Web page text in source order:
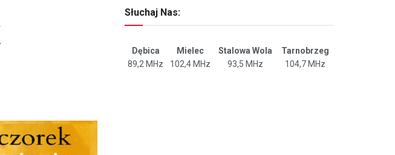
Słuchaj Nas:
Dębica Mielec Stalowa Wola
Tarnobrzeg
89,2 MHz
102,4 MHz 93,5 MHz 104,7 MHz